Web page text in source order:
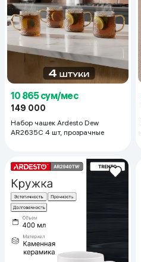
10 865 сум/мес
149 000
Набор чашек Ardesto Dew
AR2635C 4 шт, прозрачные